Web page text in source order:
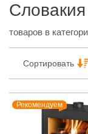
Словакия
товаров в
Сортировать
Рекомендуем